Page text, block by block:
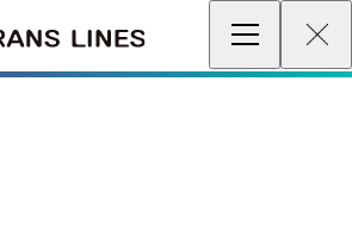
ーバルネットワーク